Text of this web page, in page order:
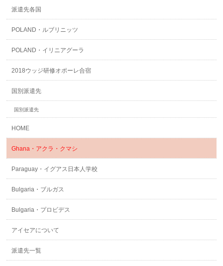
派遣先各国
POLAND・ルブリニッツ
POLAND・イリニアグーラ
2018ウッジ研修オポーレ合宿
国別派遣先
国別派遣先
HOME
Ghana・アクラ・クマシ
Paraguay・イグアス日本人学校
Bulgaria・ブルガス
Bulgaria・プロビデス
アイセアについて
派遣先一覧